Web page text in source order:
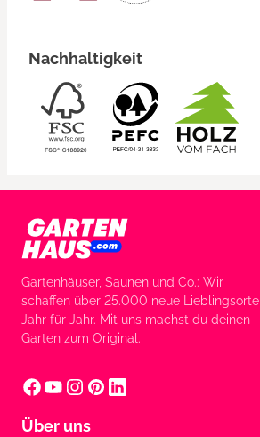
Nachhaltigkeit
Gartenhäuser, Saunen und Co.: Wir
schaffen über 25.000 neue Lieblingsorte
Jahr für Jahr. Mit uns machst du deinen
Garten zum Original.
Über uns